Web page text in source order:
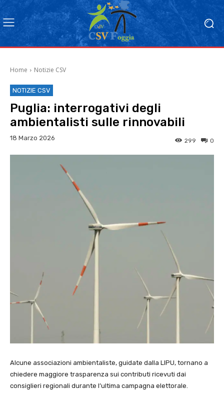
Home Notizie CSV
NOTIZIE CSV
Puglia: interrogativi degli
ambientalisti sulle rinnovabili
18 Marzo 2026 0
299
Alcune associazioni ambientaliste, guidate dalla LIPU, tornano a
chiedere maggiore trasparenza sui contributi ricevuti dai
consiglieri regionali durante l’ultima campagna elettorale.